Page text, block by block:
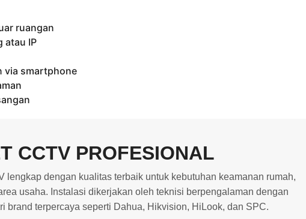
ruangan
atau IP
via smartphone
CCTV PROFESIONAL
lengkap dengan kualitas terbaik untuk kebutuhan keamanan rumah,
usaha. Instalasi dikerjakan oleh teknisi berpengalaman dengan
brand terpercaya seperti Dahua, Hikvision, HiLook, dan SPC.